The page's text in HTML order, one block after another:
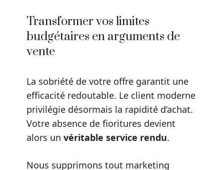
Transformer vos limites
budgétaires en arguments de
vente
La sobriété de votre offre garantit une
efficacité redoutable. Le client moderne
privilégie désormais la rapidité d’achat.
Votre absence de fioritures devient
alors un véritable service rendu.
Nous supprimons tout marketing